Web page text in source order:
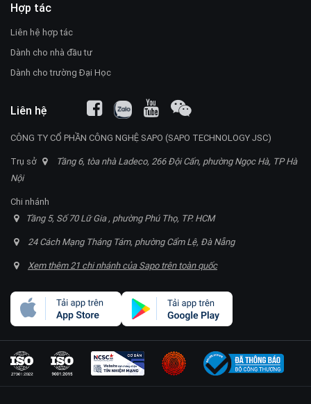
Hợp tác
Liên hệ hợp tác
Dành cho nhà đầu tư
Dành cho trường Đại Học
Liên hệ
CÔNG TY CỔ PHẦN CÔNG NGHỆ SAPO (SAPO TECHNOLOGY JSC)
Trụ sở
Tầng 6, tòa nhà Ladeco, 266 Đội Cấn, phường Ngọc Hà, TP Hà
Nội
Chi nhánh
Tầng 5, Số 70 Lữ Gia , phường Phú Thọ, TP. HCM
24 Cách Mạng Tháng Tám, phường Cẩm Lệ, Đà Nẵng
Xem thêm 21 chi nhánh của Sapo trên toàn quốc